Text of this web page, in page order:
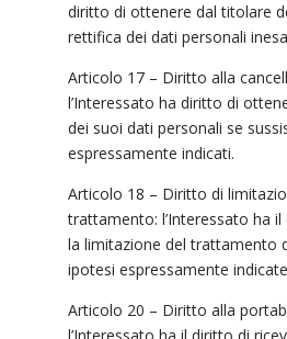
diritto di ottenere dal titolare
rettifica dei dati personali
Articolo 17 – Diritto alla
l’Interessato ha diritto di
dei suoi dati personali se
espressamente indicati.
Articolo 18 – Diritto di
trattamento: l’Interessato ha
la limitazione del trattamento
ipotesi espressamente
Articolo 20 – Diritto alla